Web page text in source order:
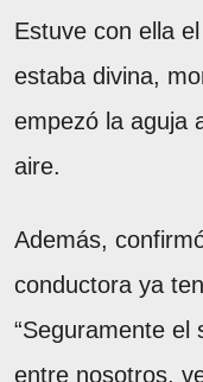
Estuve con ella
estaba divina,
empezó la aguja
aire.
Además,
conductora ya
“Seguramente el
entre nosotros,